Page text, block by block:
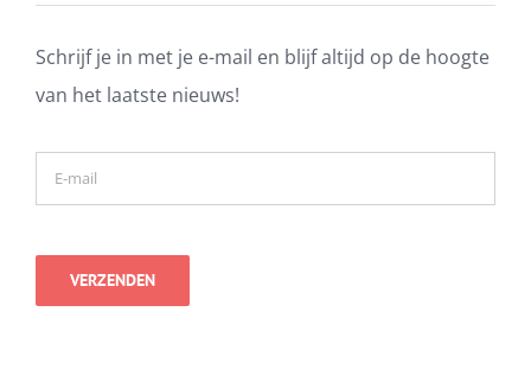
Schrijf je in met je e-mail en blijf altijd op de hoogte
van het laatste nieuws!